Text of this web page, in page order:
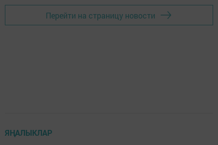
Перейти на страницу новости
ЯҢАЛЫКЛАР